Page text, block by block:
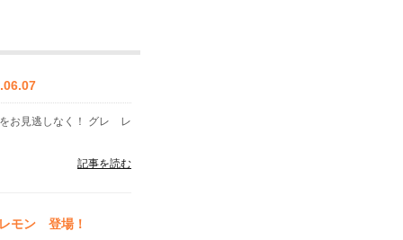
お見逃しなく！ グレ レ
記事を読む
モン 登場！